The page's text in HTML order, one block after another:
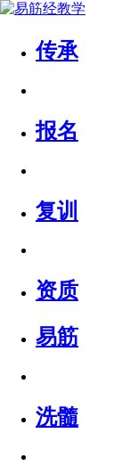
传承
报名
复训
资质
易筋
洗髓